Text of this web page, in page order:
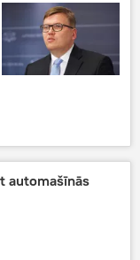
automašīnās